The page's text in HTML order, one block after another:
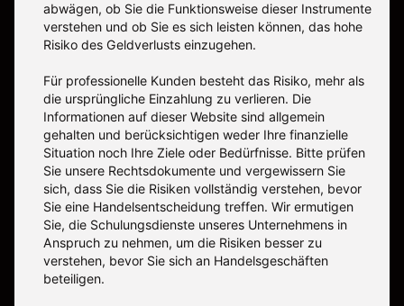
abwägen, ob Sie die Funktionsweise dieser Instrumente
verstehen und ob Sie es sich leisten können, das hohe
Risiko des Geldverlusts einzugehen.
Für professionelle Kunden besteht das Risiko, mehr als
die ursprüngliche Einzahlung zu verlieren. Die
Informationen auf dieser Website sind allgemein
gehalten und berücksichtigen weder Ihre finanzielle
Situation noch Ihre Ziele oder Bedürfnisse. Bitte prüfen
Sie unsere Rechtsdokumente und vergewissern Sie
sich, dass Sie die Risiken vollständig verstehen, bevor
Sie eine Handelsentscheidung treffen. Wir ermutigen
Sie, die Schulungsdienste unseres Unternehmens in
Anspruch zu nehmen, um die Risiken besser zu
verstehen, bevor Sie sich an Handelsgeschäften
beteiligen.